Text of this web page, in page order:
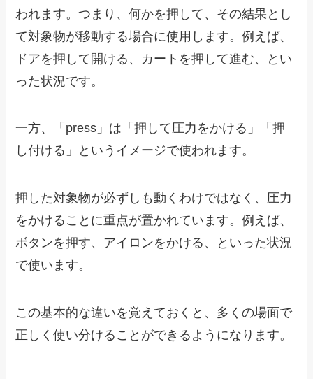
われます。つまり、何かを押して、その結果とし
て対象物が移動する場合に使用します。例えば、
ドアを押して開ける、カートを押して進む、とい
った状況です。
一方、「press」は「押して圧力をかける」「押
し付ける」というイメージで使われます。
押した対象物が必ずしも動くわけではなく、圧力
をかけることに重点が置かれています。例えば、
ボタンを押す、アイロンをかける、といった状況
で使います。
この基本的な違いを覚えておくと、多くの場面で
正しく使い分けることができるようになります。